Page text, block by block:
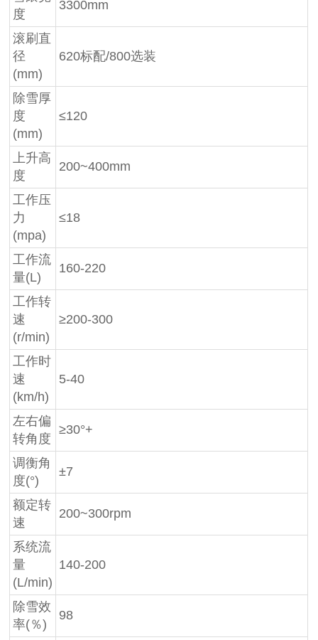
度
3300mm
滚刷直
径
(mm)
620标配/800选装
除雪厚
度
(mm)
≤120
上升高
度
200~400mm
工作压
力
(mpa)
≤18
工作流
量(L)
160-220
工作转
速
(r/min)
≥200-300
工作时
速
(km/h)
5-40
左右偏
转角度
≥30°+
调衡角
度(°)
±7
额定转
速
200~300rpm
系统流
量
(L/min)
140-200
除雪效
率(％)
98